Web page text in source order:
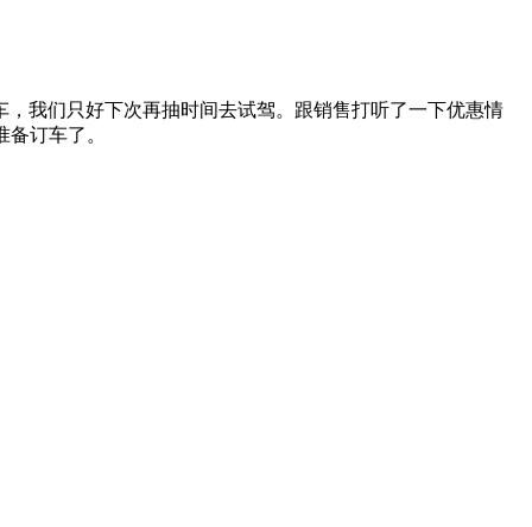
我们只好下次再抽时间去试驾。跟销售打听了一下优惠情
订车了。